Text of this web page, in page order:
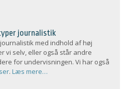
journalistik
med indhold af høj
vi selv, eller også står andre
for undervisningen. Vi har også
.Læs mere…